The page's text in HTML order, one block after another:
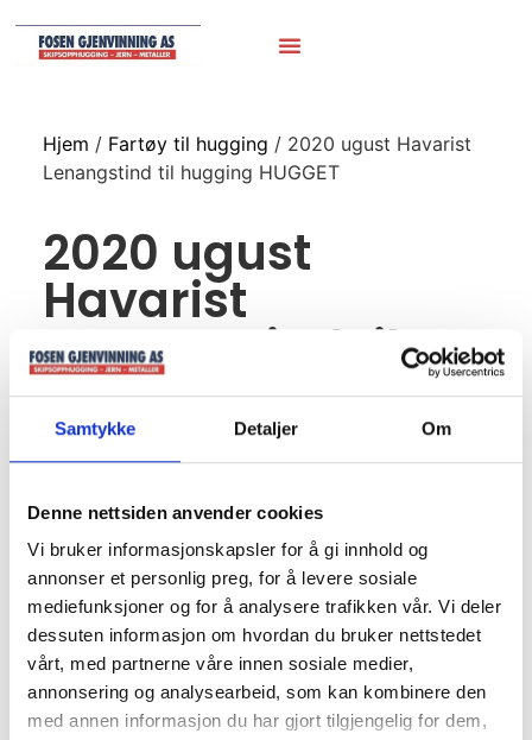
Samtykke Detaljer Om
Denne nettsiden anvender cookies
Vi bruker informasjonskapsler for å gi innhold og
annonser et personlig preg, for å levere sosiale
mediefunksjoner og for å analysere trafikken vår. Vi deler
dessuten informasjon om hvordan du bruker nettstedet
vårt, med partnerne våre innen sosiale medier,
annonsering og analysearbeid, som kan kombinere den
med annen informasjon du har gjort tilgjengelig for dem,
Hjem / Fartøy til hugging / 2020 ugust Havarist
Lenangstind til hugging HUGGET
2020 ugust
Havarist
Lenangstind til
hugging HUGGET